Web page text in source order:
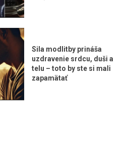
Sila modlitby prináša
uzdravenie srdcu, duši a
telu – toto by ste si mali
zapamätať